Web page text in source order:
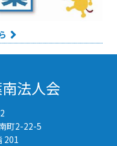
法人会
町2-22-5
201